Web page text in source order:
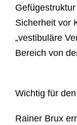
Sicherheit vor
„vestibuläre
Bereich von
Wichtig für
Rainer Brux